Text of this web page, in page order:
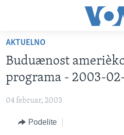
glavni
sadržaj
na
glavnu
NASLOVNA
BALKAN
GLOBALNE TEME
TV PROGRAM
OTVORENI STUDIO
IZ AMERIKE
AKTUELNO
Buduænost
programa - 2003-
04 februar, 2003
Podelite